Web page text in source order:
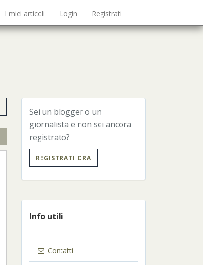
I miei articoli Login Registrati
Sei un blogger o un
giornalista e non sei ancora
registrato?
REGISTRATI ORA
Info utili
Contatti